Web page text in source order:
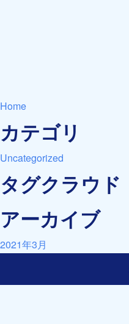
Home
カテゴリ
Uncategorized
タグクラウド
アーカイブ
2021年3月